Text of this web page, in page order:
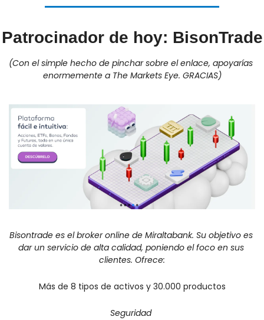
Patrocinador de hoy: BisonTrade
(Con el simple hecho de pinchar sobre el enlace, apoyarías
enormemente a The Markets Eye. GRACIAS)
Bisontrade es el broker online de Miraltabank. Su objetivo es
dar un servicio de alta calidad, poniendo el foco en sus
clientes. Ofrece:
Más de 8 tipos de activos y 30.000 productos
Seguridad